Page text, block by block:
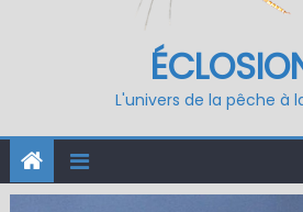
L'univers de la pêche à